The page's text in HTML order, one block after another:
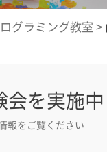
グラミング教室 >
会を実施中
報をご覧ください